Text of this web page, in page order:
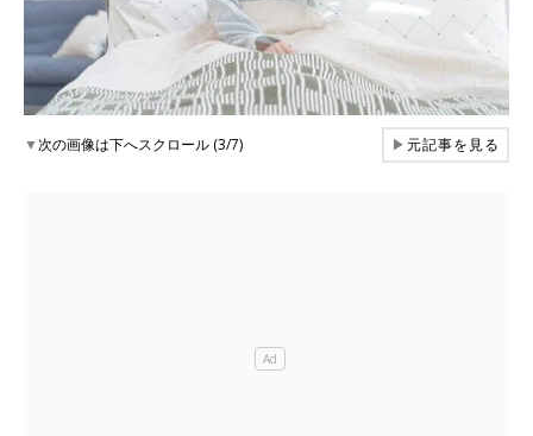
▼次の画像は下へスクロール (3/7) ▶元記事を見る